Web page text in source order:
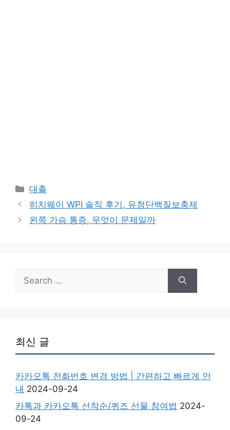
Categories
대출
히치웨이 WPI 솔직 후기, 유청단백질보충제
왼쪽 가슴 통증, 무엇이 문제일까
for:
최신 글
카카오톡 전화번호 변경 방법 | 간편하고 빠르게 안
내 2024-09-24
카톡과 카카오톡 선착순/퀴즈 선물 참여법 2024-
09-24